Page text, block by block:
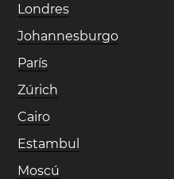
Londres
Johannesburgo
París
Zúrich
Cairo
Estambul
Moscú